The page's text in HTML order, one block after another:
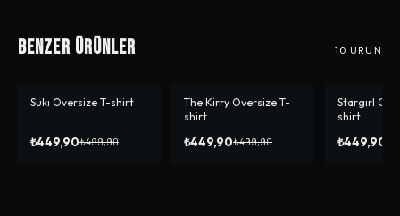
Benzer Ürünler 10 ÜRÜN
-%10
Sukı Oversize T-shirt
₺449,90₺499,90
-%10
The Kirry Oversize T-
shirt
₺449,90₺499,90
-%10
Stargırl
shirt
₺449,90